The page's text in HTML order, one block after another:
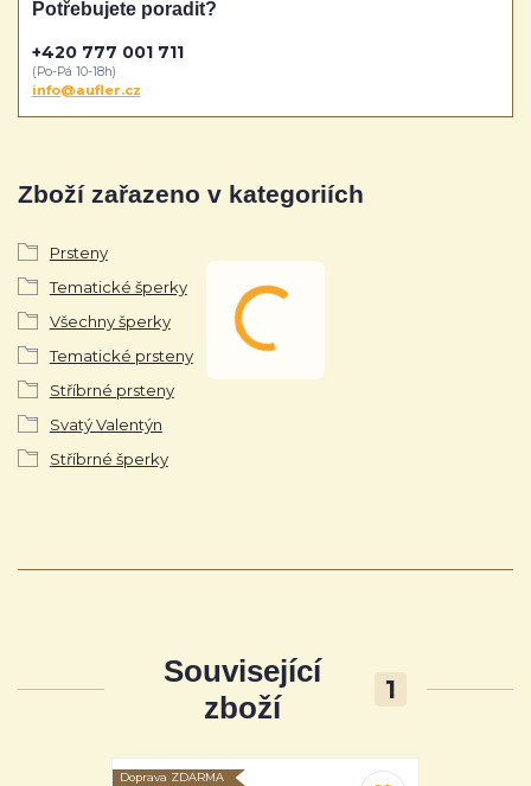
Zboží zařazeno v kategoriích
Prsteny
Tematické šperky
Všechny šperky
Tematické prsteny
Stříbrné prsteny
Svatý Valentýn
Stříbrné šperky
Potřebujete poradit?
+420 777 001 711
(Po-Pá 10-18h)
info@aufler.cz
Související
zboží
1
Doprava ZDARMA